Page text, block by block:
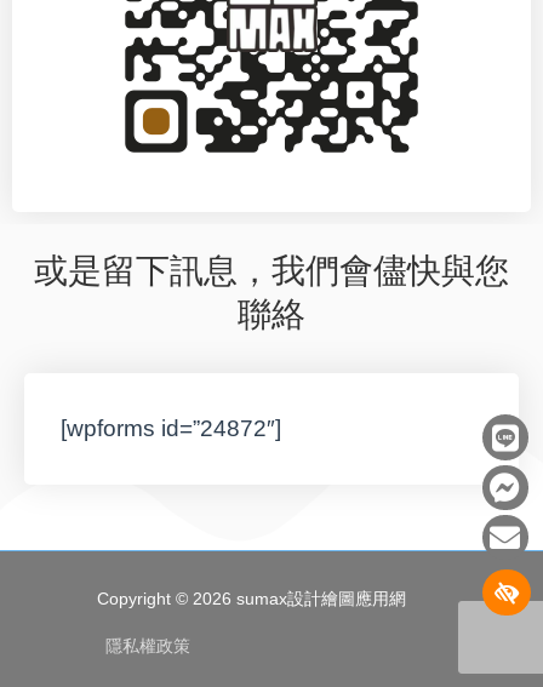
L
i
n
e
F
a
c
e
b
o
o
-
E
n
v
e
l
o
p
或是留下訊息，我們會儘快與您
聯絡
[wpforms id=”24872″]
Copyright © 2026 sumax設計繪圖應用網
隱私權政策